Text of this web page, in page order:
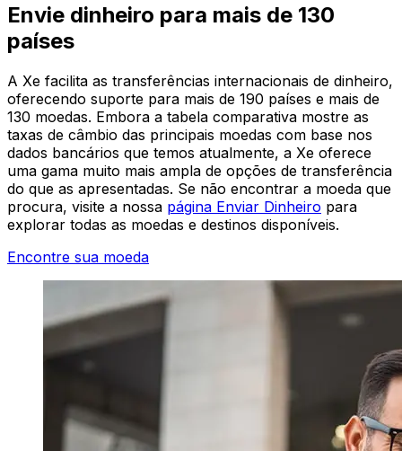
Envie dinheiro para mais de 130
países
A Xe facilita as transferências internacionais de dinheiro,
oferecendo suporte para mais de 190 países e mais de
130 moedas. Embora a tabela comparativa mostre as
taxas de câmbio das principais moedas com base nos
dados bancários que temos atualmente, a Xe oferece
uma gama muito mais ampla de opções de transferência
do que as apresentadas. Se não encontrar a moeda que
procura, visite a nossa página Enviar Dinheiro para
explorar todas as moedas e destinos disponíveis.
Encontre sua moeda